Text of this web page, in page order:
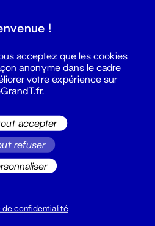
18h
!
acceptez que les cookies
anonyme dans le cadre
votre expérience sur
accepter
refuser
de confidentialité